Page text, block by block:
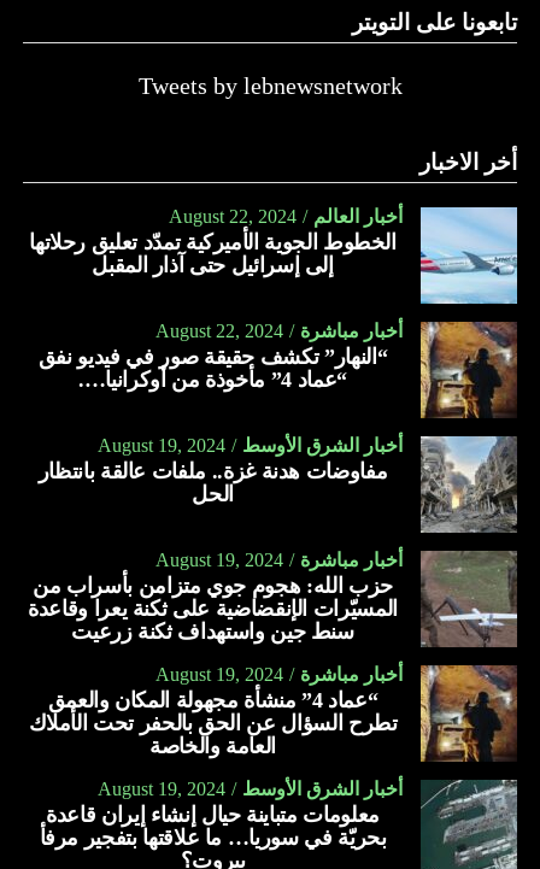
تابعونا على التويتر
Tweets by lebnewsnetwork
أخر الاخبار
أخبار العالم August 22, 2024
الخطوط الجوية الأميركية تمدّد تعليق رحلاتها
إلى إسرائيل حتى آذار المقبل
أخبار مباشرة August 22, 2024
“النهار” تكشف حقيقة صور في فيديو نفق
“عماد 4” مأخوذة من أوكرانيا….
أخبار الشرق الأوسط August 19, 2024
مفاوضات هدنة غزة.. ملفات عالقة بانتظار
الحل
أخبار مباشرة August 19, 2024
حزب الله: هجوم جوي متزامن بأسراب من
المسيّرات الإنقضاضية على ثكنة يعرا وقاعدة
سنط جين واستهداف ثكنة زرعيت
أخبار مباشرة August 19, 2024
“عماد 4” منشأة مجهولة المكان والعمق
تطرح السؤال عن الحق بالحفر تحت الأملاك
العامة والخاصة
أخبار الشرق الأوسط August 19, 2024
معلومات متباينة حيال إنشاء إيران قاعدة
بحريّة في سوريا… ما علاقتها بتفجير مرفأ
بيروت؟